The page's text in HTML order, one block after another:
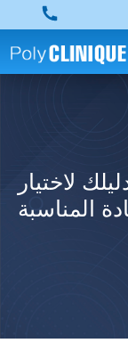
لاختيار
المناسبة